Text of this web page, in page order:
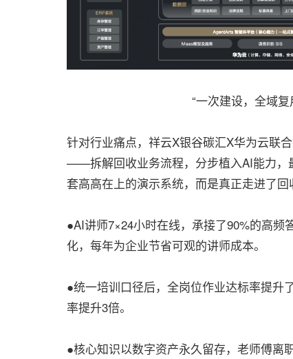
“一次建设，全域
针对行业痛点，祥云X银谷碳汇X华为云联
——拆解回收业务流程，分步植入AI能力，
套高高在上的演示系统，而是真正走进了
●AI讲师7×24小时在线，承接了90%的高
化，每年为企业节省可观的讲师成本。
●统一培训口径后，全岗位作业达标率提升
率提升3倍。
●​核心知识以数字资产永久留存，老师傅